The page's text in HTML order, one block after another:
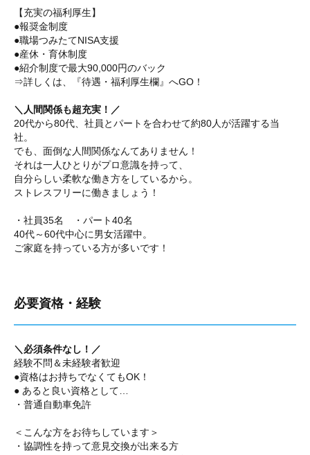
【充実の福利厚生】
●報奨金制度
●職場つみたてNISA支援
●産休・育休制度
●紹介制度で最大90,000円のバック
⇒詳しくは、『待遇・福利厚生欄』へGO！
＼人間関係も超充実！／
20代から80代、社員とパートを合わせて約80人が活躍する当
社。
でも、面倒な人間関係なんてありません！
それは一人ひとりがプロ意識を持って、
自分らしい柔軟な働き方をしているから。
ストレスフリーに働きましょう！
・社員35名 ・パート40名
40代～60代中心に男女活躍中。
ご家庭を持っている方が多いです！
必要資格・経験
＼必須条件なし！／
経験不問＆未経験者歓迎
●資格はお持ちでなくてもOK！
● あると良い資格として…
・普通自動車免許
＜こんな方をお待ちしています＞
・協調性を持って意見交換が出来る方